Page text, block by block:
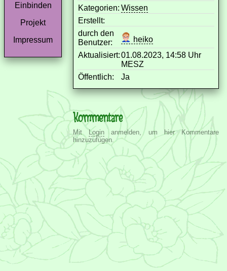
Einbinden
Projekt
Impressum
Kategorien: Wissen
Erstellt:
durch den
Benutzer:
heiko
Aktualisiert:01.08.2023, 14:58 Uhr
MESZ
Öffentlich:
Ja
Kommentare
MitLogin anmelden, um hier Kommentare
hinzuzufügen.